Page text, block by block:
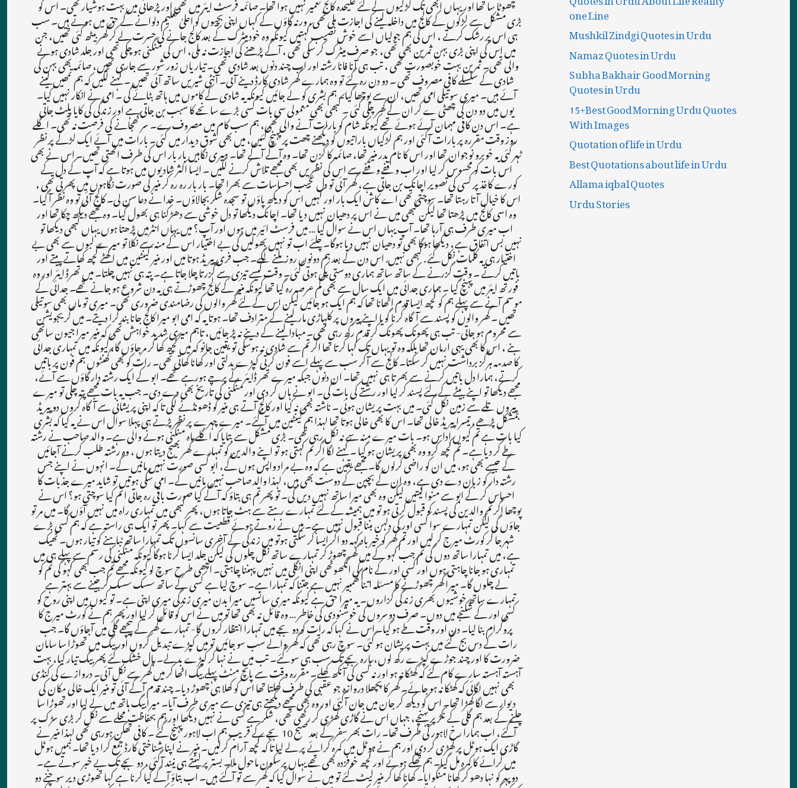
one Line
Mushkil Zindgi Quotes in Urdu
Namaz Quotes in Urdu
Subha Bakhair Good Morning
Quotes in Urdu
15+Best Good Morning Urdu Quotes
With Images
Quotation of life in Urdu
Best Quotations about life in Urdu
Allama iqbal Quotes
Urdu Stories